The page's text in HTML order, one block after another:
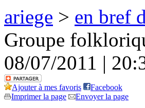
ariege > en bref
Groupe
08/07/2011 |
Ajouter à mes favoris
Facebook
Imprimer la page
Envoyer la page